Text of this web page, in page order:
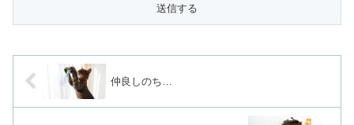
仲良しのち…